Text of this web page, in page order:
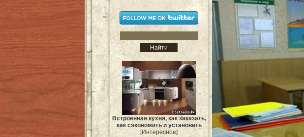
Встроенная кухня, как заказать,
как сэкономить и установить
[Интересное]